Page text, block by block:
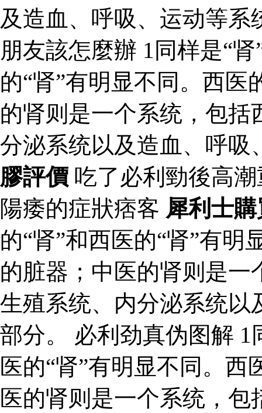
及造血、呼吸、运动等
朋友該怎麼辦 1同样是“
的“肾”有明显不同。西
的肾则是一个系统，包
分泌系统以及造血、呼吸
膠評價 吃了必利勁後高
陽痿的症狀痞客 犀利士
的“肾”和西医的“肾”有
的脏器；中医的肾则是
生殖系统、内分泌系统以
部分。 必利劲真伪图解 1
医的“肾”有明显不同。
医的肾则是一个系统，